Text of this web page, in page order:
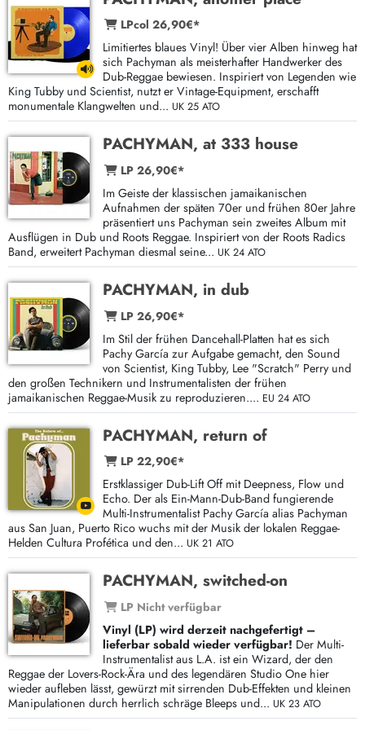
LPcol 26,90€*
Limitiertes blaues Vinyl! Über vier Alben hinweg hat
sich Pachyman als meisterhafter Handwerker des
Dub-Reggae bewiesen. Inspiriert von Legenden wie
King Tubby und Scientist, nutzt er Vintage-Equipment, erschafft
monumentale Klangwelten und... UK 25 ATO
PACHYMAN, at 333 house
LP 26,90€*
Im Geiste der klassischen jamaikanischen
Aufnahmen der späten 70er und frühen 80er Jahre
präsentiert uns Pachyman sein zweites Album mit
Ausflügen in Dub und Roots Reggae. Inspiriert von der Roots Radics
Band, erweitert Pachyman diesmal seine... UK 24 ATO
PACHYMAN, in dub
LP 26,90€*
Im Stil der frühen Dancehall-Platten hat es sich
Pachy García zur Aufgabe gemacht, den Sound
von Scientist, King Tubby, Lee "Scratch" Perry und
den großen Technikern und Instrumentalisten der frühen
jamaikanischen Reggae-Musik zu reproduzieren.... EU 24 ATO
PACHYMAN, return of
LP 22,90€*
Erstklassiger Dub-Lift Off mit Deepness, Flow und
Echo. Der als Ein-Mann-Dub-Band fungierende
Multi-Instrumentalist Pachy García alias Pachyman
aus San Juan, Puerto Rico wuchs mit der Musik der lokalen Reggae-
Helden Cultura Profética und den... UK 21 ATO
PACHYMAN, switched-on
LP Nicht verfügbar
Vinyl (LP) wird derzeit nachgefertigt –
lieferbar sobald wieder verfügbar! Der Multi-
Instrumentalist aus L.A. ist ein Wizard, der den
Reggae der Lovers-Rock-Ära und des legendären Studio One hier
wieder aufleben lässt, gewürzt mit sirrenden Dub-Effekten und kleinen
Manipulationen durch herrlich schräge Bleeps und... UK 23 ATO